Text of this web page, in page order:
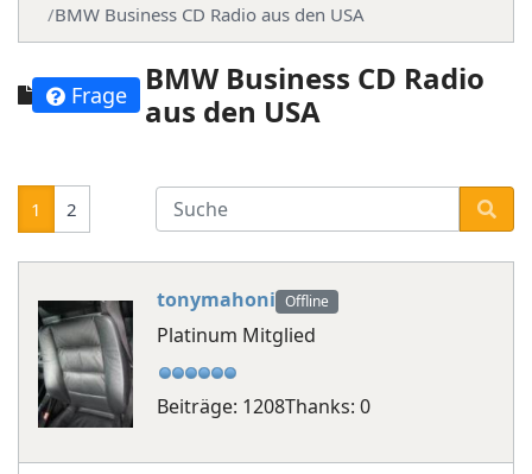
BMW Business CD Radio aus den USA
Frage
BMW Business CD Radio
aus den USA
1 2
tonymahoni Offline
Platinum Mitglied
Beiträge: 1208Thanks: 0